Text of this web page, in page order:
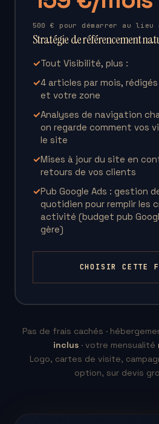
500 € pour démarrer au lieu
Stratégie de référencement
✓Tout Visibilité, plus :
✓4 articles par mois,
et votre zone
✓Analyses de navigation
on regarde comment vos
le site
✓Mises à jour du site en
retours de vos clients
✓Pub Google Ads : gestion
quotidien pour remplir les
activité (budget pub
gère)
CHOISIR CETTE
Pas de frais cachés ·
inclus· votre mensualité
Logo, cartes de visite,
option, sur devis